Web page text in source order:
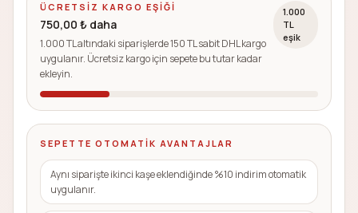
ÜCRETSIZ KARGO EŞIĞI
750,00 ₺ daha
1.000 TL altındaki siparişlerde 150 TL sabit DHL kargo
uygulanır. Ücretsiz kargo için sepete bu tutar kadar
ekleyin.
1.000
TL
eşik
SEPETTE OTOMATIK AVANTAJLAR
Aynı siparişte ikinci kaşe eklendiğinde %10 indirim otomatik
uygulanır.